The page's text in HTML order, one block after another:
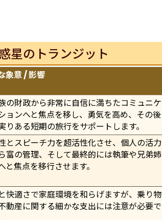
星のトランジット
象意 / 影響
の財政から非常に自信に満ちたコミュニケ
ョンへと焦点を移し、勇気を高め、その後
りある短期の旅行をサポートします。
とスピーチ力を超活性化させ、個人の活力
富の管理、そして最終的には執筆や兄弟姉
と焦点を移行させます。
快適さで家庭環境を和らげますが、乗り物
動産に関する細かな支出には注意が必要で